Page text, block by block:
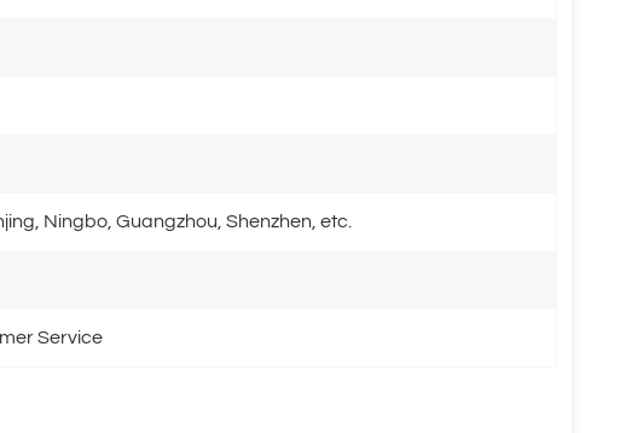
Ningbo, Guangzhou, Shenzhen, etc.
Service